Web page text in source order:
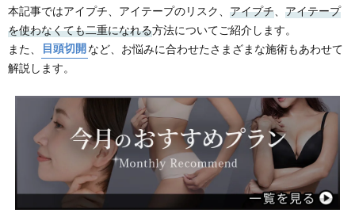
本記事ではアイプチ、アイテープのリスク、 アイプチ
アイテープ
を使わなくても二重になれる方法についてご紹介します。
また、
目頭切開など、お悩みに合わせたさまざまな施術もあわせて
解説します。